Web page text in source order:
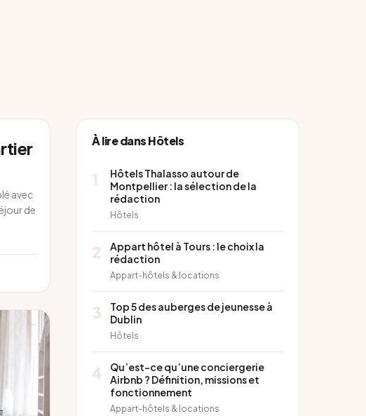
avec
de
À lire dans Hôtels
1
Hôtels Thalasso autour de
Montpellier : la sélection de la
rédaction
Hôtels
2
Appart hôtel à Tours : le choix la
rédaction
Appart-hôtels & locations
3
Top 5 des auberges de jeunesse à
Dublin
Hôtels
4
Qu’est-ce qu’une conciergerie
Airbnb ? Définition, missions et
fonctionnement
Appart-hôtels & locations